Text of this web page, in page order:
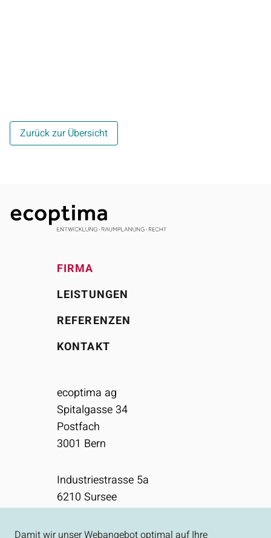
Zurück zur Übersicht
FIRMA
LEISTUNGEN
REFERENZEN
KONTAKT
ecoptima ag
Spitalgasse 34
Postfach
3001 Bern
Industriestrasse 5a
6210 Sursee
031 310 50 80